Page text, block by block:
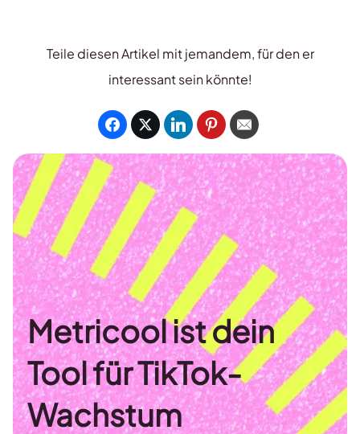
Teile diesen Artikel mit jemandem, für den er
interessant sein könnte!
Metricool ist dein
Tool für TikTok-
Wachstum